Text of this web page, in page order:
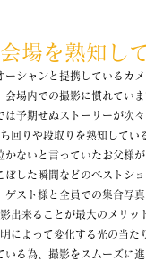
場を熟知し
ーシャンと提携しているカ
会場内での撮影に慣れていま
は予期せぬストーリーが次
回りや段取りを熟知してい
かないと言っていたお父様
ぼした瞬間などのベストシ
ゲスト様と全員での集合写真
出来ることが最大のメリッ
によって変化する光の当た
いる為、撮影をスムーズに